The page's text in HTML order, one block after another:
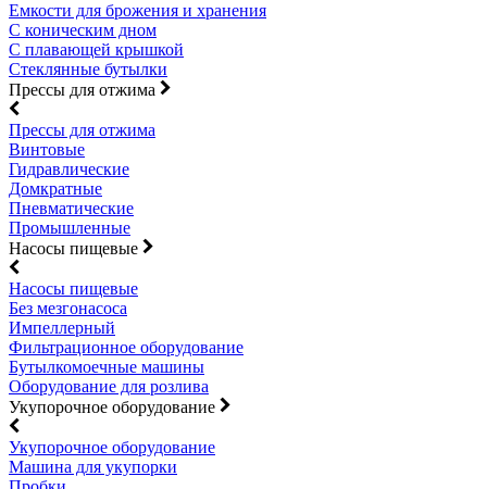
Емкости для брожения и хранения
С коническим дном
С плавающей крышкой
Стеклянные бутылки
Прессы для отжима
Прессы для отжима
Винтовые
Гидравлические
Домкратные
Пневматические
Промышленные
Насосы пищевые
Насосы пищевые
Без мезгонасоса
Импеллерный
Фильтрационное оборудование
Бутылкомоечные машины
Оборудование для розлива
Укупорочное оборудование
Укупорочное оборудование
Машина для укупорки